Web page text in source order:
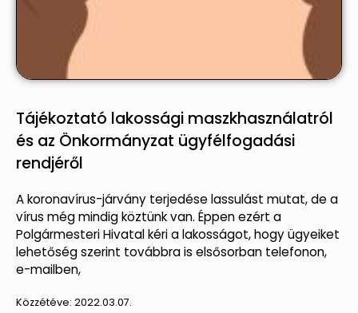
Tájékoztató lakossági maszkhasználatról
és az Önkormányzat ügyfélfogadási
rendjéről
A koronavírus-járvány terjedése lassulást mutat, de a
vírus még mindig köztünk van. Éppen ezért a
Polgármesteri Hivatal kéri a lakosságot, hogy ügyeiket
lehetőség szerint továbbra is elsősorban telefonon,
e-mailben,
Közzétéve: 2022.03.07.